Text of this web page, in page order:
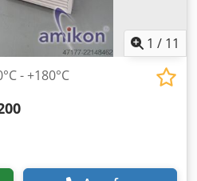
1 / 11
- +180°C